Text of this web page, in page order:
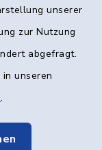
unserer
zur Nutzung
abgefragt.
unseren
.